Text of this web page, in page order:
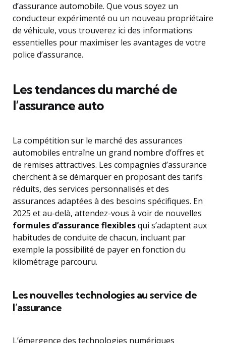
d’assurance automobile. Que vous soyez un
conducteur expérimenté ou un nouveau propriétaire
de véhicule, vous trouverez ici des informations
essentielles pour maximiser les avantages de votre
police d’assurance.
Les tendances du marché de
l’assurance auto
La compétition sur le marché des assurances
automobiles entraîne un grand nombre d’offres et
de remises attractives. Les compagnies d’assurance
cherchent à se démarquer en proposant des tarifs
réduits, des services personnalisés et des
assurances adaptées à des besoins spécifiques. En
2025 et au-delà, attendez-vous à voir de nouvelles
formules d’assurance flexiblesqui s’adaptent aux
habitudes de conduite de chacun, incluant par
exemple la possibilité de payer en fonction du
kilométrage parcouru.
Les nouvelles technologies au service de
l’assurance
L’émergence des technologies numériques